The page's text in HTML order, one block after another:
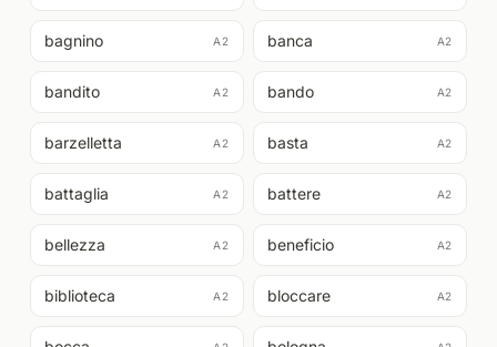
bagnino A2 banca A2
bandito A2 bando A2
barzelletta A2 basta A2
battaglia A2 battere A2
bellezza A2 beneficio A2
biblioteca A2 bloccare A2